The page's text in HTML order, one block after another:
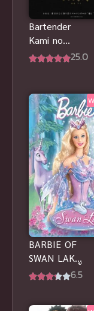
Bartender
Kami no
Glass แก้ว25.0
BARBIE OF
SWAN LAKE
(2003) บาร์บี้
6.5